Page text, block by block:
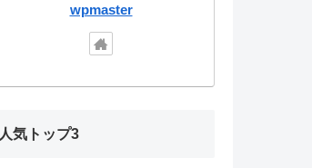
wpmaster
人気トップ3